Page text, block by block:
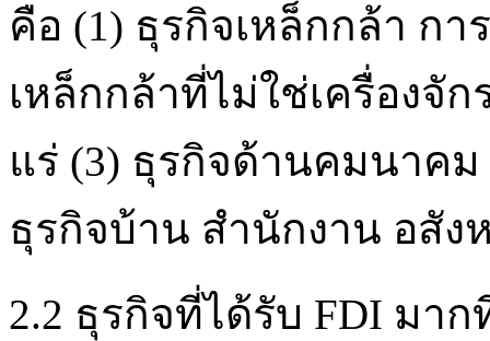
คือ (1) ธุรกิจเหล็กกล้า ก
เหล็กกล้าที่ไม่ใช่เครื่องจั
แร่ (3) ธุรกิจด้านคมนาค
ธุรกิจบ้าน สำนักงาน อสัง
2.2 ธุรกิจที่ได้รับ FDI มา